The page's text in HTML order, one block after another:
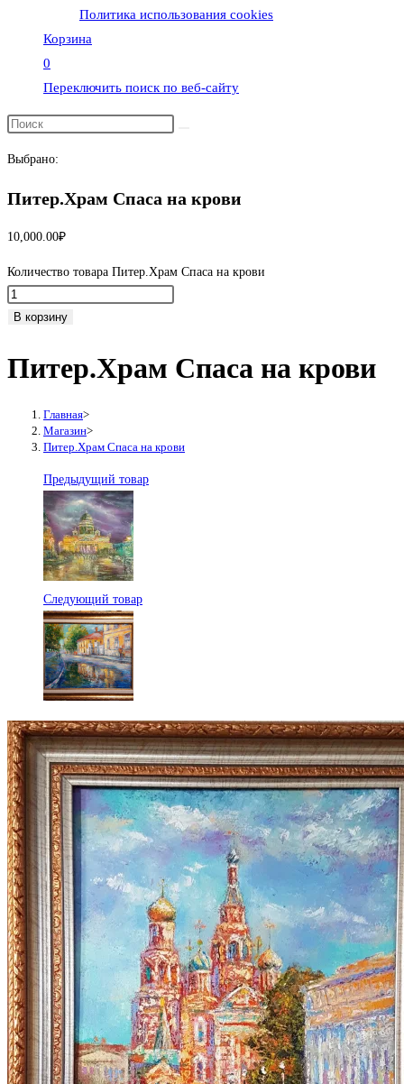
Политика использования cookies
Корзина
0
Переключить поиск по веб-сайту
Выбрано:
Питер.Храм Спаса на крови
10,000.00₽
Количество товара Питер.Храм Спаса на крови
В корзину
Питер.Храм Спаса на крови
Главная>
Магазин>
Питер.Храм Спаса на крови
Предыдущий товар
Следующий товар